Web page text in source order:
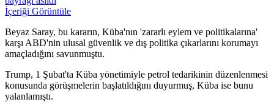
İçeriği Görüntüle
Beyaz Saray, bu kararın, Küba'nın 'zararlı eylem ve politikalarına'
karşı ABD'nin ulusal güvenlik ve dış politika çıkarlarını korumayı
amaçladığını savunmuştu.
Trump, 1 Şubat'ta Küba yönetimiyle petrol tedarikinin düzenlenmesi
konusunda görüşmelerin başlatıldığını duyurmuş, Küba ise bunu
yalanlamıştı.